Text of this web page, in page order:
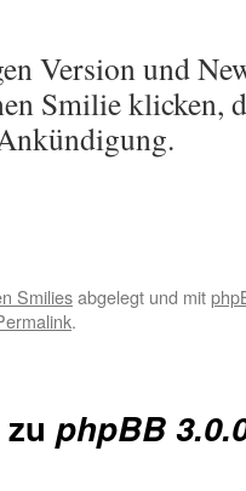
Version und
Smilie klicken,
Smiliesabgelegt und mit
.
phpBB